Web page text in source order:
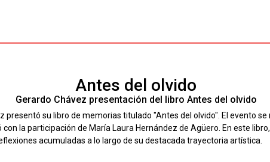
Antes del olvido
Gerardo Chávez presentación del libro Antes del olvido
presentó su libro de memorias titulado "Antes del olvido". El evento se
la participación de María Laura Hernández de Agüero. En este libro,
acumuladas a lo largo de su destacada trayectoria artística.